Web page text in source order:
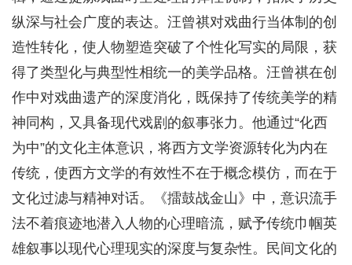
纵深与社会广度的表达。汪曾祺对戏曲行当体制的创
造性转化，使人物塑造突破了个性化写实的局限，获
得了类型化与典型性相统一的美学品格。汪曾祺在创
作中对戏曲遗产的深度消化，既保持了传统美学的精
神同构，又具备现代戏剧的叙事张力。他通过“化西
为中”的文化主体意识，将西方文学资源转化为内在
传统，使西方文学的有效性不在于概念模仿，而在于
文化过滤与精神对话。《擂鼓战金山》中，意识流手
法不着痕迹地潜入人物的心理暗流，赋予传统巾帼英
雄叙事以现代心理现实的深度与复杂性。民间文化的